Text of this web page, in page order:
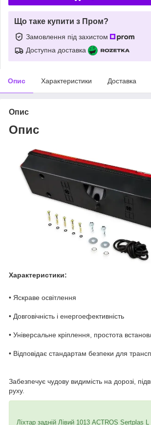
Що таке купити з Пром?
Замовлення під захистом
Доступна доставка
Опис Характеристики Доставка
Опис
Опис
Характеристики:
• Яскраве освітлення
• Довговічність і енергоефективність
• Універсальне кріплення, простота
• Відповідає стандартам безпеки для
Забезпечує чудову видимість на дорозі,
руху.
Ліхтар задній Лівий 1013 ACTROS Sertplas L